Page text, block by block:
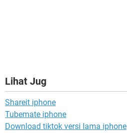
Lihat Jug
Shareit iphone
Tubemate iphone
Download tiktok versi lama iphone